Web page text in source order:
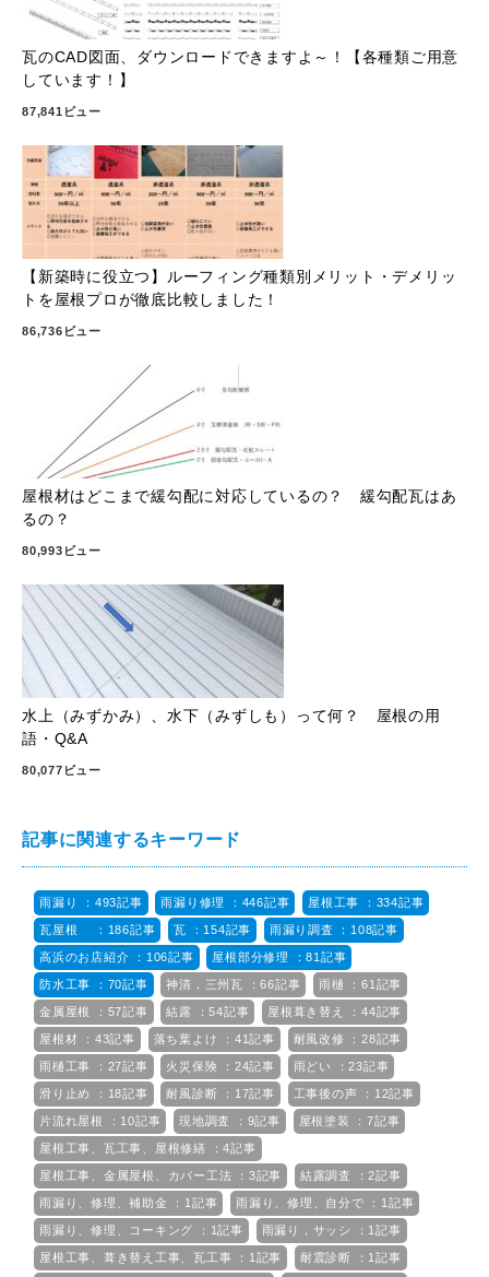
瓦のCAD図面、ダウンロードできますよ～！【各種類ご用意
しています！】
87,841ビュー
【新築時に役立つ】ルーフィング種類別メリット・デメリッ
トを屋根プロが徹底比較しました！
86,736ビュー
屋根材はどこまで緩勾配に対応しているの？ 緩勾配瓦はあ
るの？
80,993ビュー
水上（みずかみ）、水下（みずしも）って何？ 屋根の用
語・Q&A
80,077ビュー
記事に関連するキーワード
雨漏り ：493記事 雨漏り修理 ：446記事 屋根工事 ：334記事
瓦屋根 ：186記事 瓦 ：154記事 雨漏り調査 ：108記事
高浜のお店紹介 ：106記事 屋根部分修理 ：81記事
防水工事 ：70記事 神清，三州瓦 ：66記事 雨樋 ：61記事
金属屋根 ：57記事 結露 ：54記事 屋根葺き替え ：44記事
屋根材 ：43記事 落ち葉よけ ：41記事 耐風改修 ：28記事
雨樋工事 ：27記事 火災保険 ：24記事 雨どい ：23記事
滑り止め ：18記事 耐風診断 ：17記事 工事後の声 ：12記事
片流れ屋根 ：10記事 現地調査 ：9記事 屋根塗装 ：7記事
屋根工事、瓦工事、屋根修繕 ：4記事
屋根工事、金属屋根、カバー工法 ：3記事 結露調査 ：2記事
雨漏り、修理、補助金 ：1記事 雨漏り、修理、自分で ：1記事
雨漏り、修理、コーキング ：1記事 雨漏り，サッシ ：1記事
屋根工事、葺き替え工事、瓦工事 ：1記事 耐震診断 ：1記事